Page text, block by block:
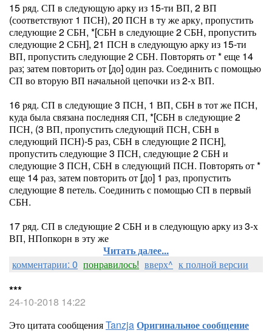
15 ряд. СП в следующую арку из 15-ти ВП, 2 ВП
(соответствуют 1 ПСН), 20 ПСН в ту же арку, пропустить
следующие 2 СБН, *[СБН в следующие 2 СБН, пропустить
следующие 2 СБН], 21 ПСН в следующую арку из 15-ти
ВП, пропустить следующие 2 СБН. Повторять от * еще 14
раз; затем повторить от [до] один раз. Соединить с помощью
СП во вторую ВП начальной цепочки из 2-х ВП.
16 ряд. СП в следующие 3 ПСН, 1 ВП, СБН в тот же ПСН,
куда была связана последняя СП, *[СБН в следующие 2
ПСН, (3 ВП, пропустить следующий ПСН, СБН в
следующий ПСН)-5 раз, СБН в следующие 2 ПСН],
пропустить следующие 3 ПСН, следующие 2 СБН и
следующие 3 ПСН, СБН в следующий ПСН. Повторять от *
еще 14 раз, затем повторить от [до] 1 раз, пропустить
следующие 8 петель. Соединить с помощью СП в первый
СБН.
17 ряд. СП в следующие 2 СБН и в следующую арку из 3-х
ВП, НПопкорн в эту же
Читать далее...
комментарии: 0 понравилось! вверх^ к полной версии
***
24-10-2018 14:22
Это цитата сообщенияTanzjaОригинальное сообщение